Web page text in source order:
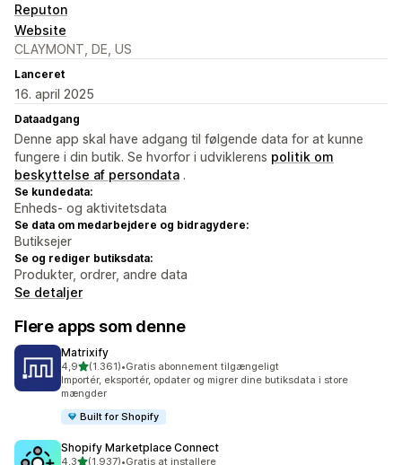
Reputon
Website
CLAYMONT, DE, US
Lanceret
16. april 2025
Dataadgang
Denne app skal have adgang til følgende data for at kunne
fungere i din butik. Se hvorfor i udviklerens politik om
beskyttelse af persondata .
Se kundedata:
Enheds- og aktivitetsdata
Se data om medarbejdere og bidragydere:
Butiksejer
Se og rediger butiksdata:
Produkter, ordrer, andre data
Se detaljer
Flere apps som denne
Matrixify
4,9ud af 5 stjerner
(1.361)
1361 anmeldelser i alt
•Gratis abonnement tilgængeligt
Importér, eksportér, opdater og migrer dine butiksdata i store
mængder
Built for Shopify
Shopify Marketplace Connect
4,3ud af 5 stjerner
(1.937)•Gratis at installere